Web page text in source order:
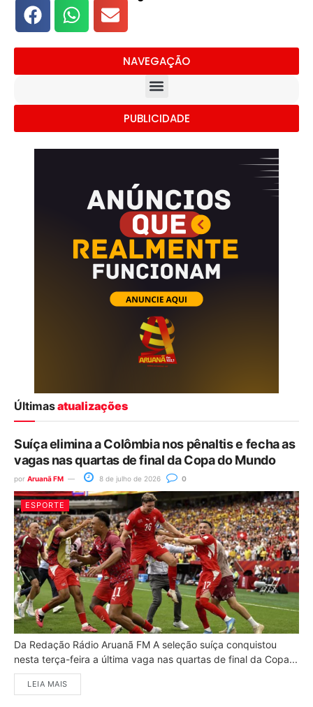
NAVEGAÇÃO
PUBLICIDADE
Últimasatualizações
Suíça elimina a Colômbia nos pênaltis e fecha as
vagas nas quartas de final da Copa do Mundo
por Aruanã FM 8 de julho de 2026 0
ESPORTE
Da Redação Rádio Aruanã FM A seleção suíça conquistou
nesta terça-feira a última vaga nas quartas de final da Copa...
LEIA MAIS